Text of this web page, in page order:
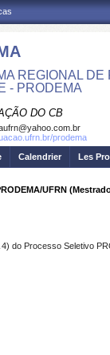
REGIONAL
- PRODEMA
DO CB
prodema
Calendrier Les
UFRN
do Processo Seletivo